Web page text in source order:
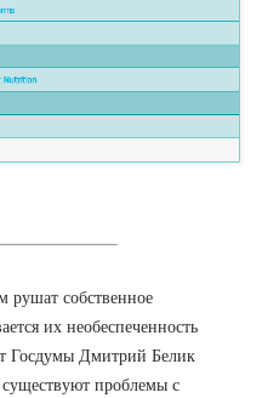
рушат собственное
их необеспеченность
Госдумы Дмитрий Белик
проблемы с